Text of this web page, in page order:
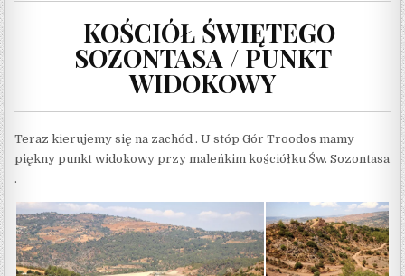
KOŚCIÓŁ ŚWIĘTEGO
SOZONTASA / PUNKT
WIDOKOWY
Teraz kierujemy się na zachód . U stóp Gór Troodos mamy
piękny punkt widokowy przy maleńkim kościółku Św. Sozontasa
.